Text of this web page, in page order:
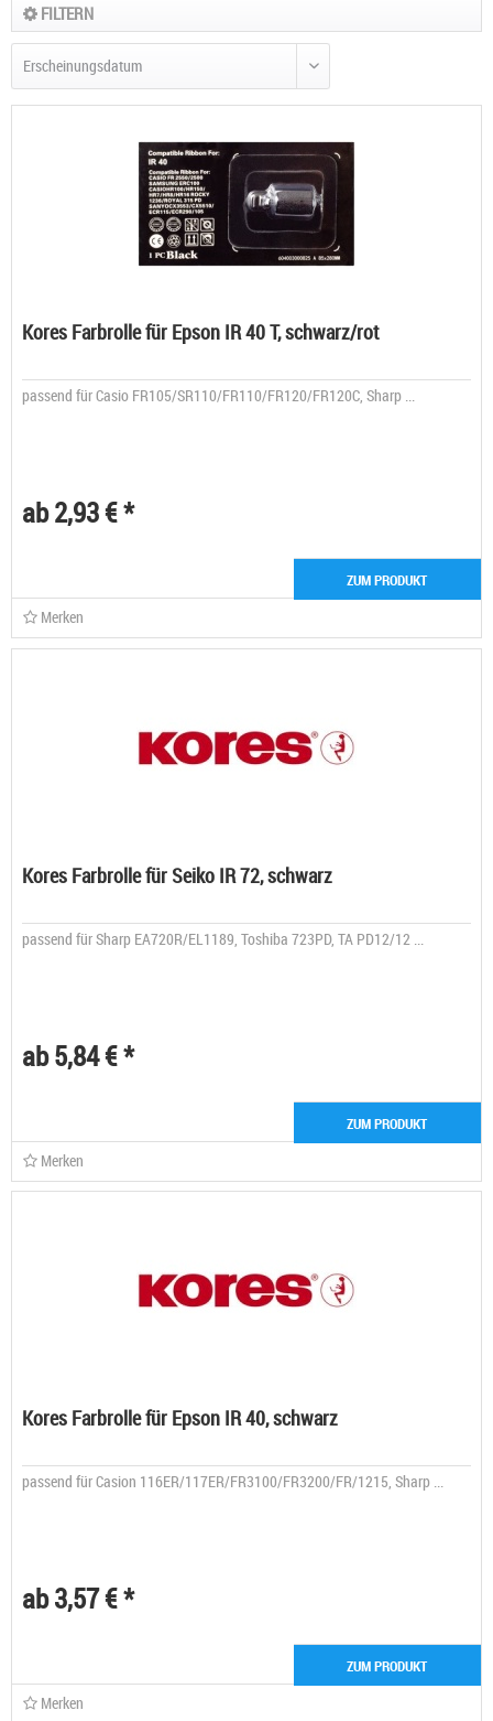
FILTERN
Kores Farbrolle für Epson IR 40 T, schwarz/rot
passend für Casio FR105/SR110/FR110/FR120/FR120C, Sharp ...
ab 2,93 € *
ZUM PRODUKT
Merken
Kores Farbrolle für Seiko IR 72, schwarz
passend für Sharp EA720R/EL1189, Toshiba 723PD, TA PD12/12 ...
ab 5,84 € *
ZUM PRODUKT
Merken
Kores Farbrolle für Epson IR 40, schwarz
passend für Casion 116ER/117ER/FR3100/FR3200/FR/1215, Sharp ...
ab 3,57 € *
ZUM PRODUKT
Merken